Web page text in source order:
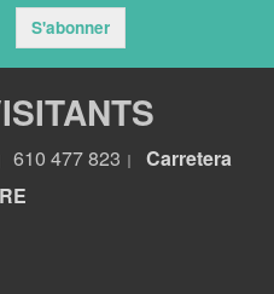
S'abonner
610 477 823
Carretera